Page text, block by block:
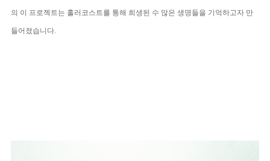
의 이 프로젝트는 홀러코스트를 통해 희생된 수 많은 생명들을 기억하고자 만
들어졌습니다.